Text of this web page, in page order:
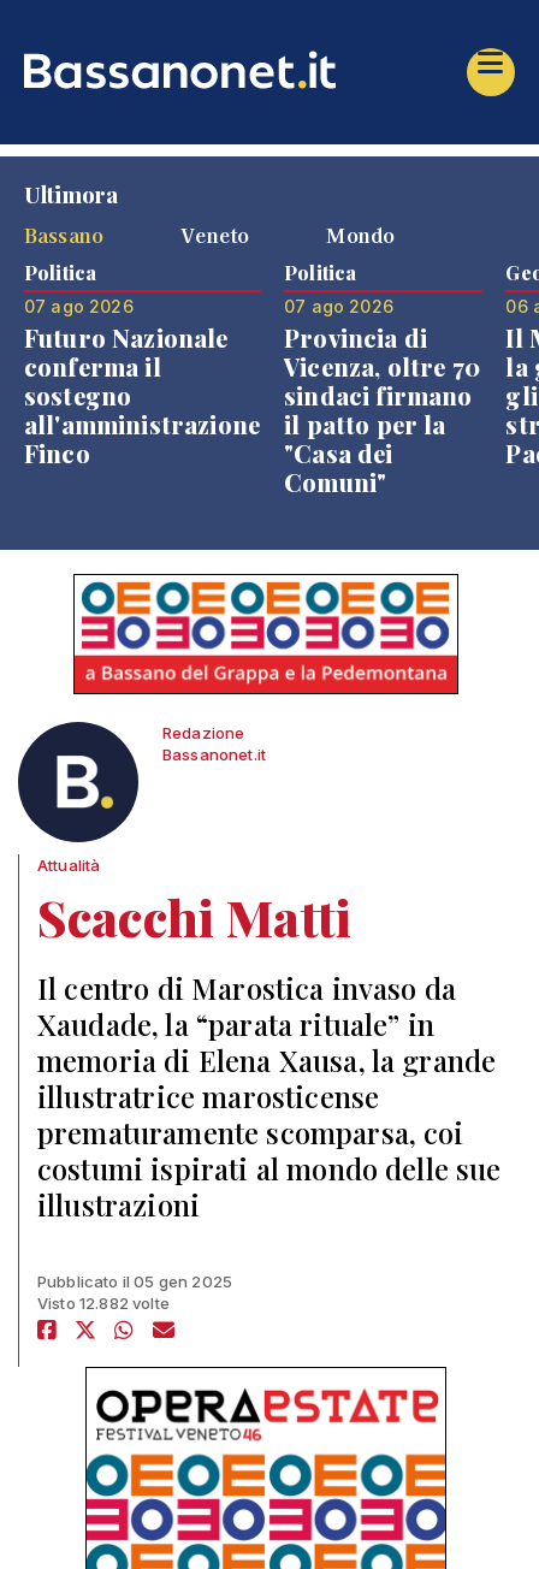
Ultimora
Bassano
Veneto Mondo
Politica
07 ago 2026
Futuro Nazionale
conferma il
sostegno
all'amministrazione
Finco
Politica
07 ago 2026
Provincia di
Vicenza, oltre 70
sindaci firmano
il patto per la
"Casa dei
Comuni"
06
Il
la
Redazione
Bassanonet.it
Attualità
Scacchi Matti
Il centro di Marostica invaso da
Xaudade, la “parata rituale” in
memoria di Elena Xausa, la grande
illustratrice marosticense
prematuramente scomparsa, coi
costumi ispirati al mondo delle sue
illustrazioni
Pubblicato il 05 gen 2025
Visto 12.882 volte